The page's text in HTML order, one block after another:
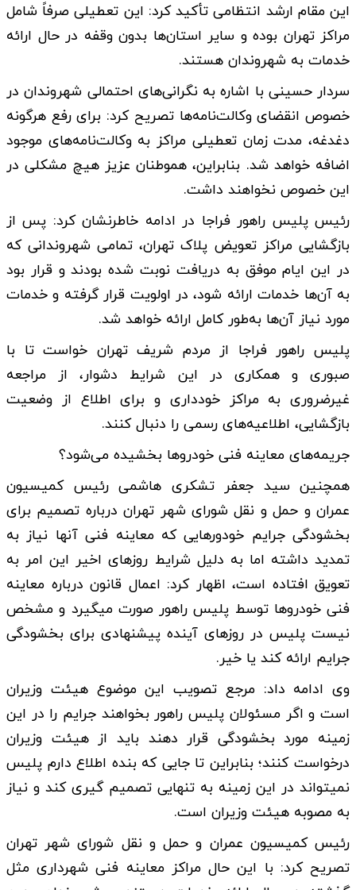
این مقام ارشد انتظامی تأکید کرد: این تعطیلی صرفاً شامل
مراکز تهران بوده و سایر استان‌ها بدون وقفه در حال ارائه
خدمات به شهروندان هستند.
سردار حسینی با اشاره به نگرانی‌های احتمالی شهروندان در
خصوص انقضای وکالت‌نامه‌ها تصریح کرد: برای رفع هرگونه
دغدغه، مدت زمان تعطیلی مراکز به وکالت‌نامه‌های موجود
اضافه خواهد شد. بنابراین، هموطنان عزیز هیچ مشکلی در
این خصوص نخواهند داشت.
رئیس پلیس راهور فراجا در ادامه خاطرنشان کرد: پس از
بازگشایی مراکز تعویض پلاک تهران، تمامی شهروندانی که
در این ایام موفق به دریافت نوبت شده بودند و قرار بود
به آن‌ها خدمات ارائه شود، در اولویت قرار گرفته و خدمات
مورد نیاز آن‌ها به‌طور کامل ارائه خواهد شد.
پلیس راهور فراجا از مردم شریف تهران خواست تا با
صبوری و همکاری در این شرایط دشوار، از مراجعه
غیرضروری به مراکز خودداری و برای اطلاع از وضعیت
بازگشایی، اطلاعیه‌های رسمی را دنبال کنند.
جریمه‌های معاینه فنی خودروها بخشیده می‌شود؟
همچنین سید جعفر تشکری هاشمی رئیس کمیسیون
عمران و حمل و نقل شورای شهر تهران درباره تصمیم برای
بخشودگی جرایم خودورهایی که معاینه فنی آنها نیاز به
تمدید داشته اما به دلیل شرایط روزهای اخیر این امر به
تعویق افتاده است، اظهار کرد: اعمال قانون درباره معاینه
فنی خودروها توسط پلیس راهور صورت میگیرد و مشخص
نیست پلیس در روزهای آینده پیشنهادی برای بخشودگی
جرایم ارائه کند یا خیر.
وی ادامه داد: مرجع تصویب این موضوع هیئت وزیران
است و اگر مسئولان پلیس راهور بخواهند جرایم را در این
زمینه مورد بخشودگی قرار دهند باید از هیئت وزیران
درخواست کنند؛ بنابراین تا جایی که بنده اطلاع دارم پلیس
نمیتواند در این زمینه به تنهایی تصمیم گیری کند و نیاز
به مصوبه هیئت وزیران است.
رئیس کمیسیون عمران و حمل و نقل شورای شهر تهران
تصریح کرد: با این حال مراکز معاینه فنی شهرداری مثل